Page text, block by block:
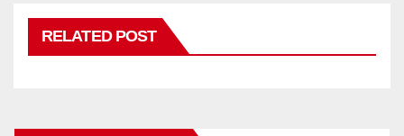
RELATED POST